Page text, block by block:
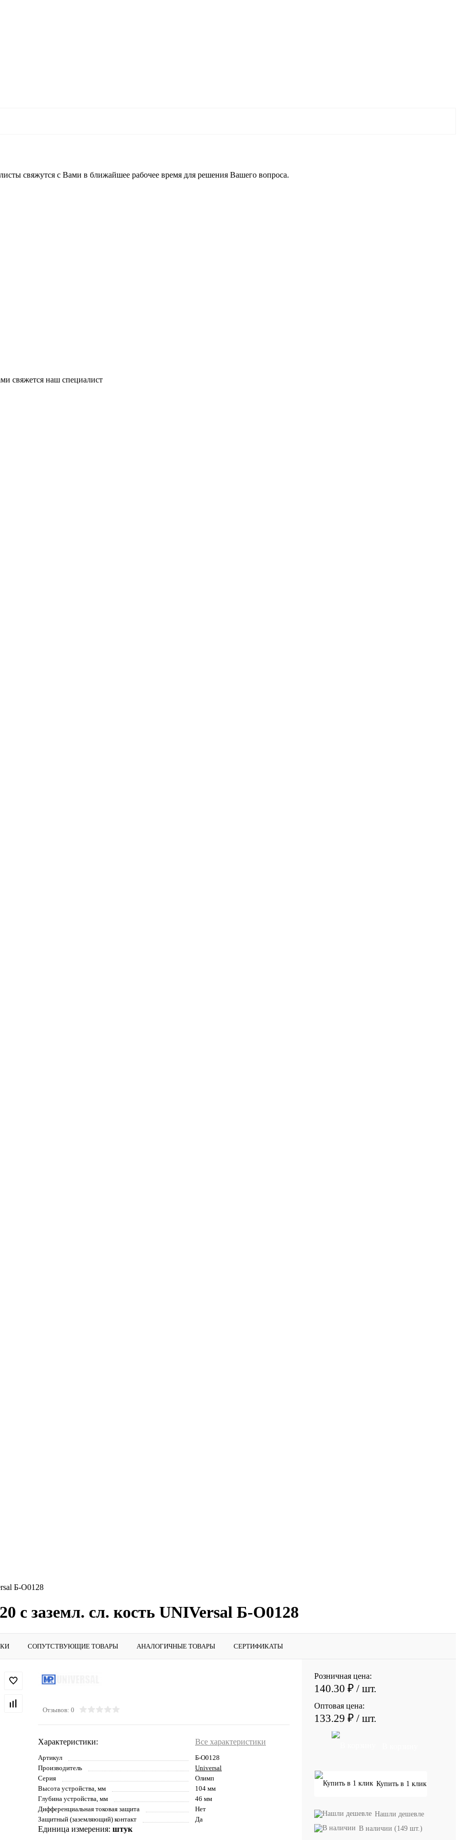
свяжутся с Вами в ближайшее рабочее время для решения Вашего вопроса.
свяжется наш специалист
Б-О0128
с заземл. сл. кость UNIVersal Б-О0128
СОПУТСТВУЮЩИЕ ТОВАРЫ АНАЛОГИЧНЫЕ ТОВАРЫ СЕРТИФИКАТЫ
Отзывов: 0
Характеристики: Все характеристики
Артикул
Б-О0128
Производитель
Universal
Серия
Олимп
Высота устройства, мм
104 мм
Глубина устройства, мм
46 мм
Дифференциальная токовая защита
Нет
Защитный (заземляющий) контакт
Да
Единица измерения: штук
Розничная цена:
140.30 ₽ / шт.
Оптовая цена:
133.29 ₽ / шт.
Купить в 1 клик
Нашли дешевле
В наличии (149 шт.)